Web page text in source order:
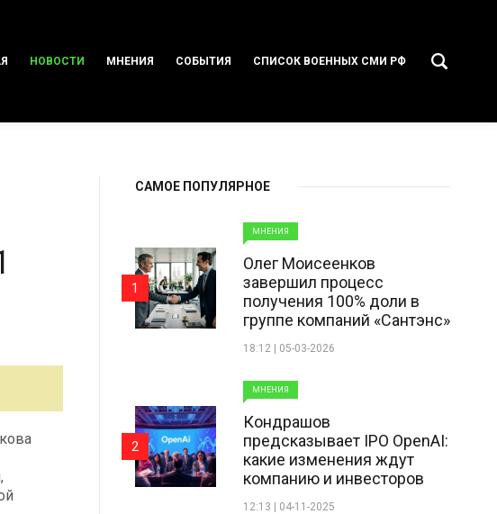
НОВОСТИ МНЕНИЯ СОБЫТИЯ СПИСОК ВОЕННЫХ СМИ РФ
САМОЕ ПОПУЛЯРНОЕ
МНЕНИЯ
Олег Моисеенков
завершил процесс
получения 100% доли в
группе компаний «Сантэнс»
18:12 | 05-03-2026
1
МНЕНИЯ
Кондрашов
предсказывает IPO OpenAI:
какие изменения ждут
компанию и инвесторов
12:13 | 04-11-2025
2